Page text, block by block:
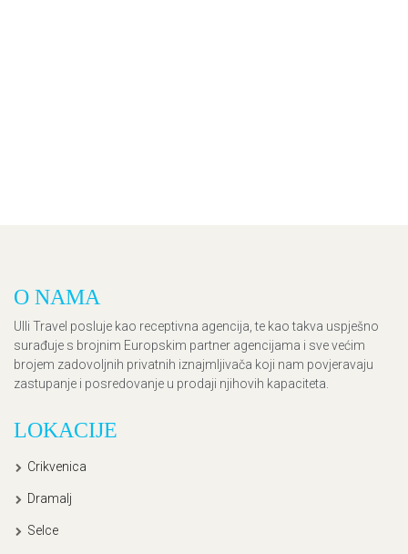
O NAMA
Ulli Travel posluje kao receptivna agencija, te kao takva uspješno
surađuje s brojnim Europskim partner agencijama i sve većim
brojem zadovoljnih privatnih iznajmljivača koji nam povjeravaju
zastupanje i posredovanje u prodaji njihovih kapaciteta.
LOKACIJE
Crikvenica
Dramalj
Selce